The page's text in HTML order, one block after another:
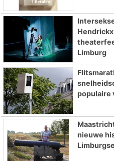
Limburg
populaire
nieuwe